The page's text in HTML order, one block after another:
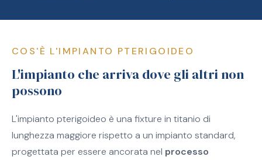
COS'È L'IMPIANTO PTERIGOIDEO
L'impianto che arriva dove gli altri non
possono
L'impianto pterigoideo è una fixture in titanio di
lunghezza maggiore rispetto a un impianto standard,
progettata per essere ancorata nel processo